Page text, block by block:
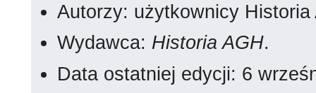
Autorzy: użytkownicy Historia
Wydawca: Historia AGH.
Data ostatniej edycji: 6